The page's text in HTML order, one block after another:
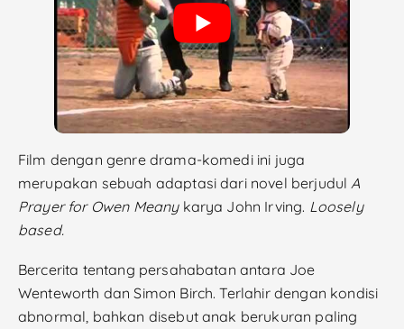
Film dengan genre drama-komedi ini juga
merupakan sebuah adaptasi dari novel berjudul A
Prayer for Owen Meanykarya John Irving. Loosely
based.
Bercerita tentang persahabatan antara Joe
Wenteworth dan Simon Birch. Terlahir dengan kondisi
abnormal, bahkan disebut anak berukuran paling